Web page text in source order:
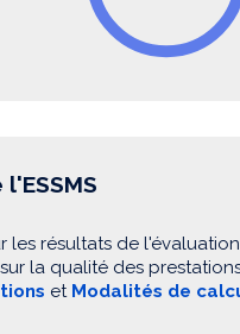
résultats de
la qualité des
et Modalités de